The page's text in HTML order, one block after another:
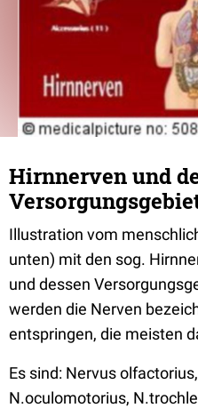
Hirnnerven und
Illustration vom
unten) mit den sog.
und dessen
werden die Nerven
entspringen, die meisten
Es sind: Nervus
N.oculomotorius,